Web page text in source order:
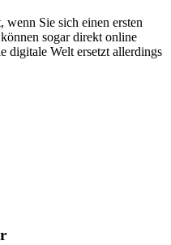
Sie sich einen ersten
sogar direkt online
digitale Welt ersetzt allerdings